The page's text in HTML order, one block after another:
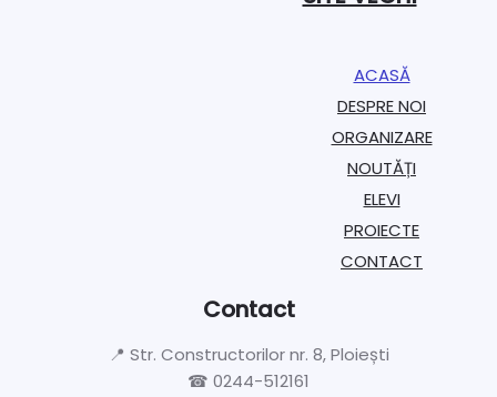
ACASĂ
DESPRE NOI
ORGANIZARE​
NOUTĂȚI
ELEVI
PROIECTE​
CONTACT
Contact
📍 Str. Constructorilor nr. 8, Ploiești
☎ 0244-512161